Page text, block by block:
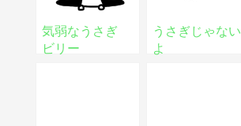
気弱なうさぎ
ビリー
うさぎじゃない
よ